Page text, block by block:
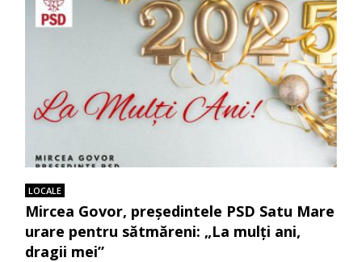
LOCALE
Mircea Govor, președintele PSD Satu Mare
urare pentru sătmăreni: „La mulți ani,
dragii mei”